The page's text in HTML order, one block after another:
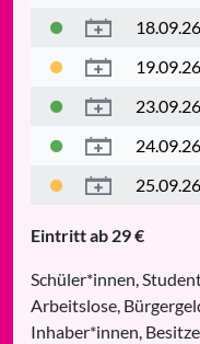
18.09.26
19.09.26
23.09.26
24.09.26
25.09.26
Eintritt ab 29 €
Schüler*innen,
Arbeitslose,
Inhaber*innen,